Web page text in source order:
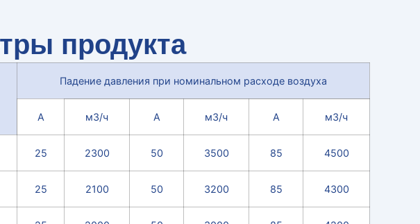
продукта
Падение давления при номинальном расходе воздуха
А м3/ч А м3/ч А м3/ч
25 2300 50 3500 85 4500
25 2100 50 3200 85 4300